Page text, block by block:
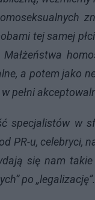
tej samej
a potem jako
pełni
specjalistów w
PR-u, celebryci,
się nam
po „legalizację”.